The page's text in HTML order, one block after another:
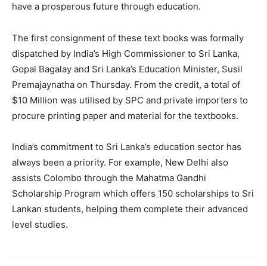
have a prosperous future through education.
The first consignment of these text books was formally
dispatched by India’s High Commissioner to Sri Lanka,
Gopal Bagalay and Sri Lanka’s Education Minister, Susil
Premajaynatha on Thursday. From the credit, a total of
$10 Million was utilised by SPC and private importers to
procure printing paper and material for the textbooks.
India’s commitment to Sri Lanka’s education sector has
always been a priority. For example, New Delhi also
assists Colombo through the Mahatma Gandhi
Scholarship Program which offers 150 scholarships to Sri
Lankan students, helping them complete their advanced
level studies.